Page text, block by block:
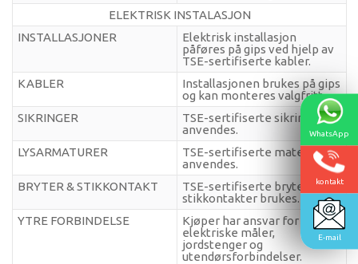
ELEKTRISK INSTALASJON
INSTALLASJONER
Elektrisk installasjon
påføres på gips ved hjelp av
TSE-sertifiserte kabler.
KABLER
Installasjonen brukes på gips
og kan monteres valgfritt.
SIKRINGER
TSE-sertifiserte sikringer
anvendes.
LYSARMATURER
TSE-sertifiserte materialer
anvendes.
BRYTER & STIKKONTAKT
TSE-sertifiserte brytere og
stikkontakter brukes.
YTRE FORBINDELSE
Kjøper har ansvar for
elektriske måler,
jordstenger og
utendørsforbindelser.
WhatsApp
kontakt
E-mail